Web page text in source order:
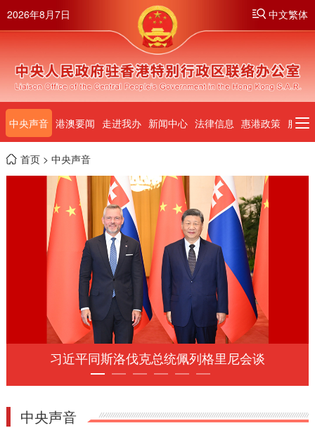
2026年8月7日 中文繁体
中央声音 港澳要闻 走进我办 新闻中心 法律信息 惠港政策 服务
首页> 中央声音
习近平同斯洛伐克总统佩列格里尼会谈
中央声音